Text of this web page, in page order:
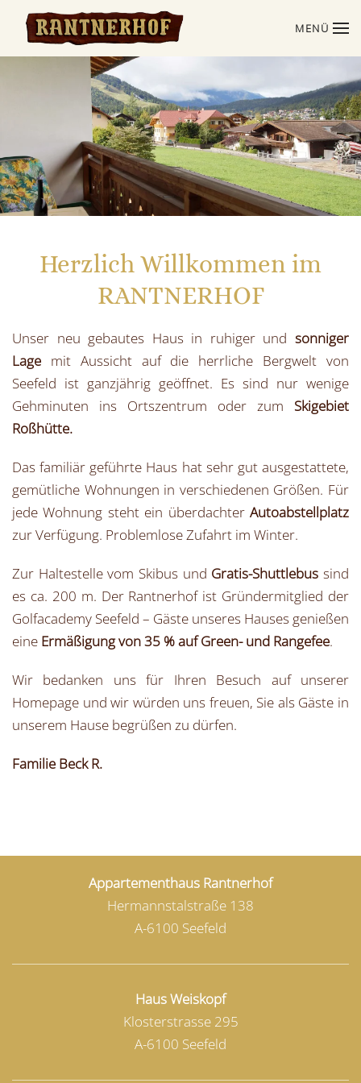
Zum Hauptinhalt springen
MENÜ
Herzlich Willkommen im
RANTNERHOF
Unser neu gebautes Haus in ruhiger und sonniger
Lage mit Aussicht auf die herrliche Bergwelt von
Seefeld ist ganzjährig geöffnet. Es sind nur wenige
Gehminuten ins Ortszentrum oder zum Skigebiet
Roßhütte.
Das familiär geführte Haus hat sehr gut ausgestattete,
gemütliche Wohnungen in verschiedenen Größen. Für
jede Wohnung steht ein überdachter Autoabstellplatz
zur Verfügung. Problemlose Zufahrt im Winter.
Zur Haltestelle vom Skibus und Gratis-Shuttlebus sind
es ca. 200 m. Der Rantnerhof ist Gründermitglied der
Golfacademy Seefeld – Gäste unseres Hauses genießen
eine Ermäßigung von 35 % auf Green- und Rangefee.
Wir bedanken uns für Ihren Besuch auf unserer
Homepage und wir würden uns freuen, Sie als Gäste in
unserem Hause begrüßen zu dürfen.
Familie Beck R.
Appartementhaus Rantnerhof
Hermannstalstraße 138
A-6100 Seefeld
Haus Weiskopf
Klosterstrasse 295
A-6100 Seefeld